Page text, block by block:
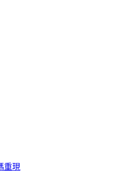
付現買原價」